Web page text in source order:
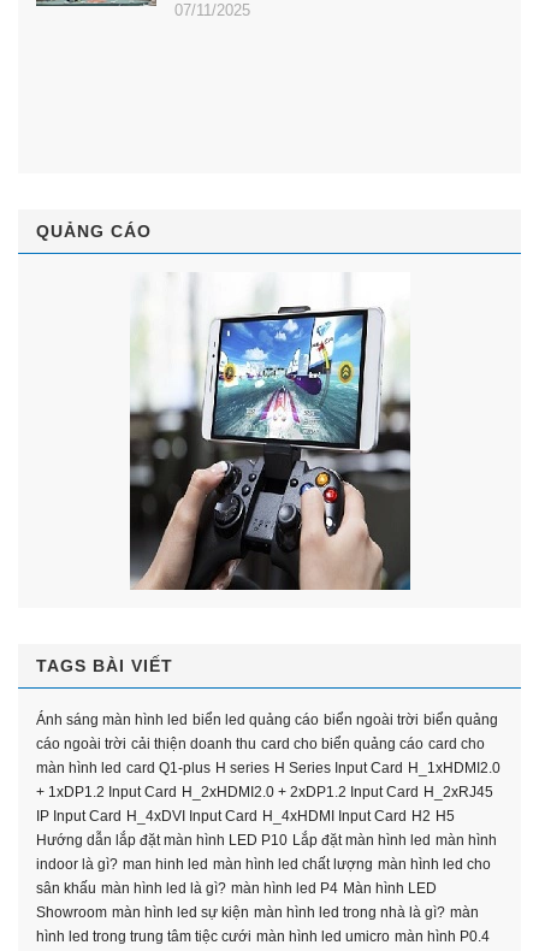
07/11/2025
QUẢNG CÁO
TAGS BÀI VIẾT
Ánh sáng màn hình led biển led quảng cáo biển ngoài trời biển quảng
cáo ngoài trời cải thiện doanh thu card cho biển quảng cáo card cho
màn hình led card Q1-plus H series H Series Input Card H_1xHDMI2.0
+ 1xDP1.2 Input Card H_2xHDMI2.0 + 2xDP1.2 Input Card H_2xRJ45
IP Input Card H_4xDVI Input Card H_4xHDMI Input Card H2 H5
Hướng dẫn lắp đặt màn hình LED P10 Lắp đặt màn hình led màn hình
indoor là gì? man hinh led màn hình led chất lượng màn hình led cho
sân khấu màn hình led là gì? màn hình led P4 Màn hình LED
Showroom màn hình led sự kiện màn hình led trong nhà là gì? màn
hình led trong trung tâm tiệc cưới màn hình led umicro màn hình P0.4